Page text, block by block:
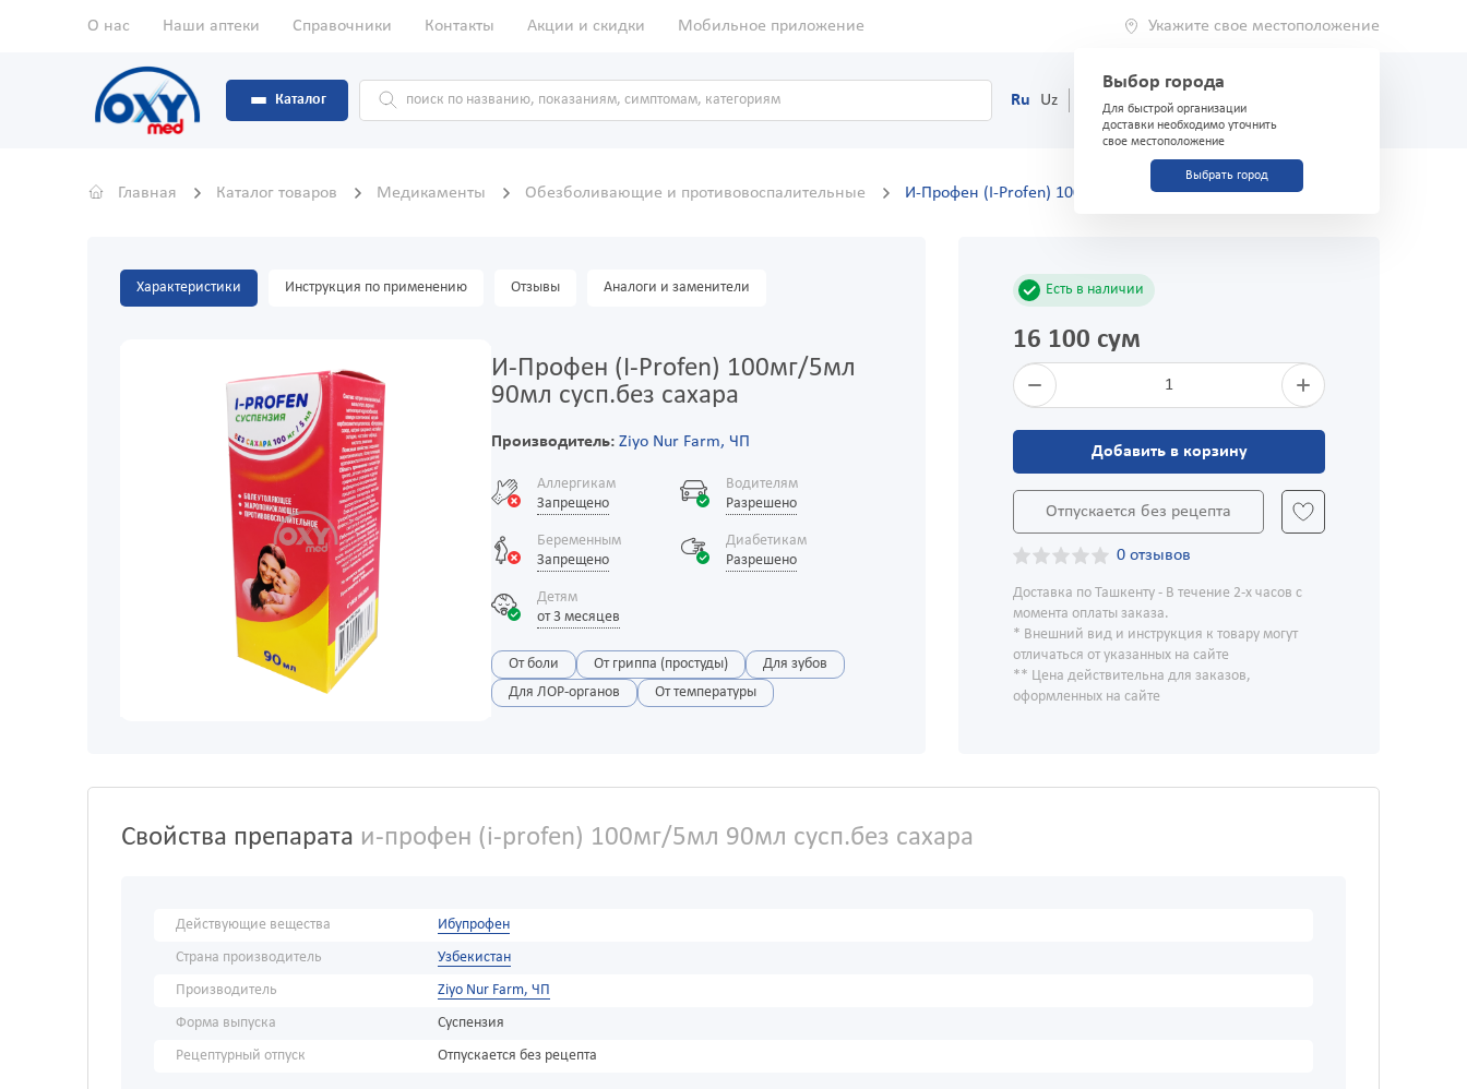
О нас Наши аптеки Справочники Контакты Акции и скидки Мобильное приложение Укажите свое местоположение
Выбор города
Для быстрой организации
доставки необходимо уточнить
свое местоположение
Выбрать город
Каталог Ru Uz (71) 200-03-03
Главная Каталог товаров Медикаменты Обезболивающие и противовоспалительные И-Профен (I-Profen) 100мг/5мл 90мл сусп.без сахара
Характеристики Инструкция по применению Отзывы Аналоги и заменители
И-Профен (I-Profen) 100мг/5мл
90мл сусп.без сахара
Производитель: Ziyo Nur Farm, ЧП
Аллергикам
Запрещено
Водителям
Разрешено
Беременным
Запрещено
Диабетикам
Разрешено
Детям
от 3 месяцев
От боли От гриппа (простуды)
Для зубов
Для ЛОР-органов
От температуры
Есть в наличии
16 100 сум
1
Добавить в корзину
Отпускается без рецепта
0 отзывов
Доставка по Ташкенту - В течение 2-х часов с
момента оплаты заказа.
* Внешний вид и инструкция к товару могут
отличаться от указанных на сайте
** Цена действительна для заказов,
оформленных на сайте
Свойства препарата и-профен (i-profen) 100мг/5мл 90мл сусп.без сахара
Действующие вещества
Ибупрофен
Страна производитель
Узбекистан
Производитель
Ziyo Nur Farm, ЧП
Форма выпуска
Суспензия
Рецептурный отпуск
Отпускается без рецепта